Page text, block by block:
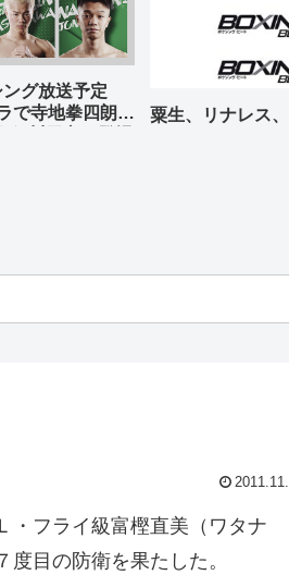
ング放送予定
で寺地拳四朗、
粟生、リナレス
・フライ級富樫直美（ワタナ
目の防衛を果たした。